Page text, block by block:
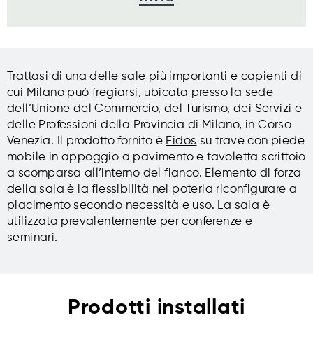
Trattasi di una delle sale più importanti e capienti di
cui Milano può fregiarsi, ubicata presso la sede
dell’Unione del Commercio, del Turismo, dei Servizi e
delle Professioni della Provincia di Milano, in Corso
Venezia. Il prodotto fornito è Eidos su trave con piede
mobile in appoggio a pavimento e tavoletta scrittoio
a scomparsa all’interno del fianco. Elemento di forza
della sala è la flessibilità nel poterla riconfigurare a
piacimento secondo necessità e uso. La sala è
utilizzata prevalentemente per conferenze e
seminari.
Prodotti installati